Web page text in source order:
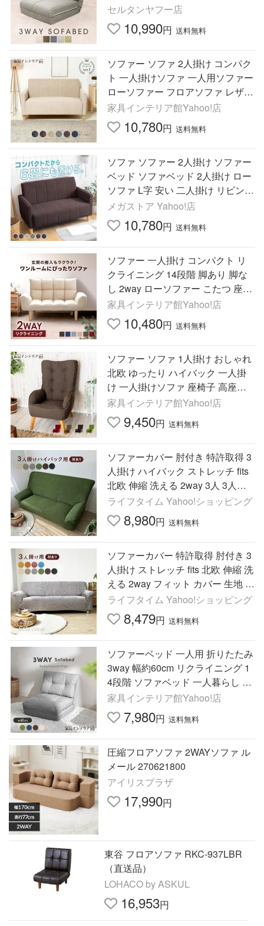
椅子 A1243
セルタンヤフー店
10,990円 送料無料
ソファー ソファ 2人掛け コンパク
ト 一人掛けソファ 一人用ソファー
ローソファー フロアソファ レザー
ソファ 一人暮らし
家具インテリア館Yahoo!店
10,780円 送料無料
ソファ ソファー 2人掛け ソファー
ベッド ソファベッド 2人掛け ロー
ソファ L字 安い 二人掛け リビング
安い シンプル 省スペース
メガストア Yahoo!店
10,780円 送料無料
ソファー 一人掛け コンパクト リ
クライニング 14段階 脚あり 脚な
し 2way ローソファー こたつ 座椅
子 新生活 ロータイプ コンパクト
ソファー *
家具インテリア館Yahoo!店
10,480円 送料無料
ソファー ソファ 1人掛け おしゃれ
北欧 ゆったり ハイバック 一人掛
け 一人掛けソファ 座椅子 高座椅
子 椅子 肘掛 1人用 ローソファー H
GSF-930
家具インテリア館Yahoo!店
9,450円 送料無料
ソファーカバー 肘付き 特許取得 3
人掛け ハイバック ストレッチ fits
北欧 伸縮 洗える 2way 3人 3人掛
フィット カバー 父の日
ライフタイム Yahoo!ショッピング
8,980円 送料無料
ソファーカバー 特許取得 肘付き 3
人掛け ストレッチ fits 北欧 伸縮 洗
える 2way フィット カバー 生地 高
級感
ライフタイム Yahoo!ショッピング
8,479円 送料無料
ソファーベッド 一人用 折りたたみ
3way 幅約60cm リクライニング 1
4段階 ソファベッド 一人暮らし 新
生活 ソファーベット KOLME2 CG-
4A-60 *
家具インテリア館Yahoo!店
7,980円 送料無料
圧縮フロアソファ 2WAYソファ ル
メール 270621800
アイリスプラザ
17,990円
東谷 フロアソファ RKC-937LBR
（直送品）
LOHACO by ASKUL
16,953円